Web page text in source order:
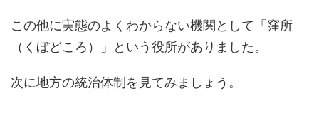
この他に実態のよくわからない機関として「窪所
（くぼどころ）」という役所がありました。
次に地方の統治体制を見てみましょう。